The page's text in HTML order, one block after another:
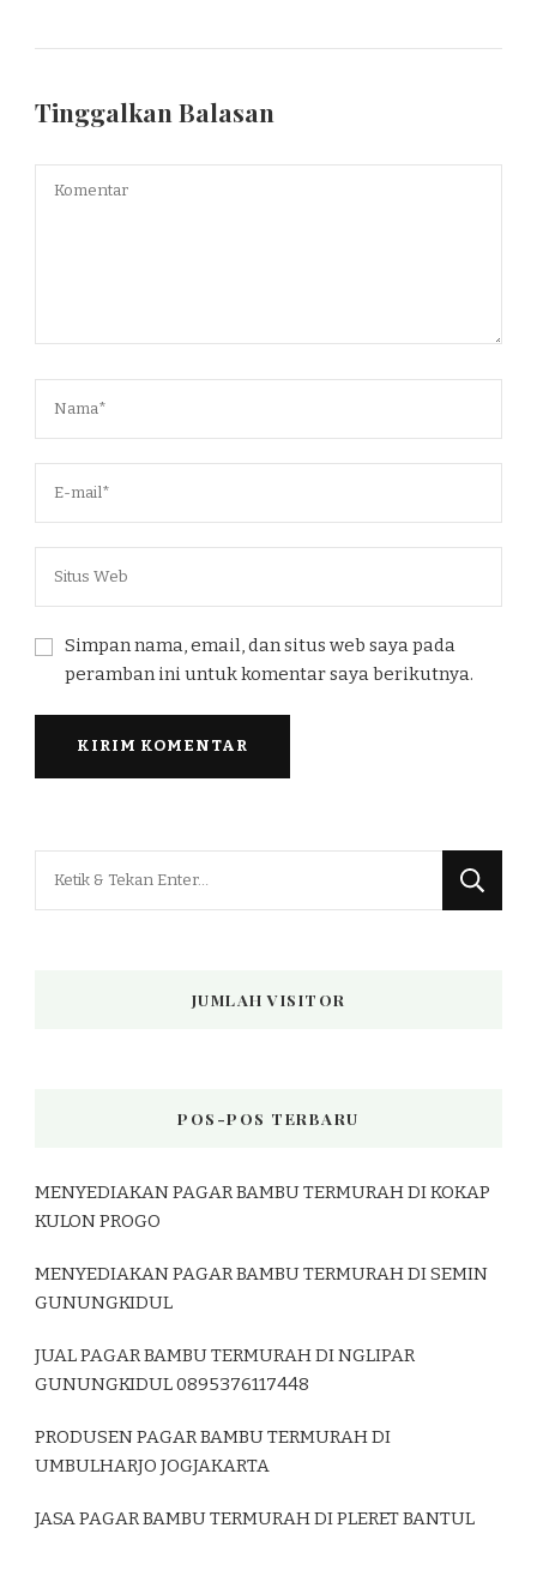
Tinggalkan Balasan
Simpan nama, email, dan situs web saya pada
peramban ini untuk komentar saya berikutnya.
JUMLAH VISITOR
POS-POS TERBARU
MENYEDIAKAN PAGAR BAMBU TERMURAH DI KOKAP
KULON PROGO
MENYEDIAKAN PAGAR BAMBU TERMURAH DI SEMIN
GUNUNGKIDUL
JUAL PAGAR BAMBU TERMURAH DI NGLIPAR
GUNUNGKIDUL 0895376117448
PRODUSEN PAGAR BAMBU TERMURAH DI
UMBULHARJO JOGJAKARTA
JASA PAGAR BAMBU TERMURAH DI PLERET BANTUL